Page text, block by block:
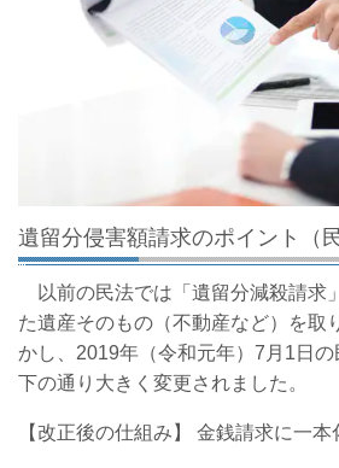
遺留分侵害額請求のポイント（
以前の民法では「遺留分減殺請求
た遺産そのもの（不動産など）を取
かし、2019年（令和元年）7月1日
下の通り大きく変更されました。
【改正後の仕組み】 金銭請求に一本